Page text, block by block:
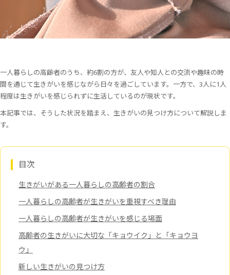
一人暮らしの高齢者のうち、約6割の方が、友人や知人との交流や趣味の時
間を通じて生きがいを感じながら日々を過ごしています。一方で、3人に1人
程度は生きがいを感じられずに生活しているのが現状です。
本記事では、そうした状況を踏まえ、生きがいの見つけ方について解説しま
す。
目次
生きがいがある一人暮らしの高齢者の割合
一人暮らしの高齢者が生きがいを重視すべき理由
一人暮らしの高齢者が生きがいを感じる場面
高齢者の生きがいに大切な「キョウイク」と「キョウヨ
ウ」
新しい生きがいの見つけ方